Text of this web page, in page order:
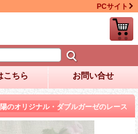
PCサイト
こちら お問い合せ
のオリジナル・ダブルガーゼのレース